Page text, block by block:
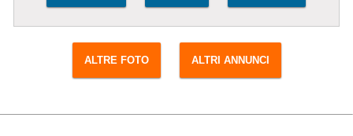
ALTRE FOTO ALTRI ANNUNCI